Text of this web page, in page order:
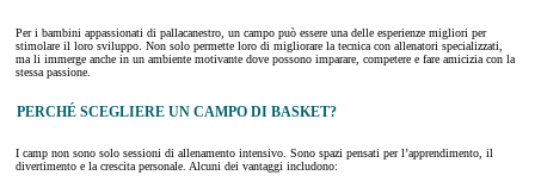
Per i bambini appassionati di pallacanestro, un campo può essere una delle esperienze migliori per
stimolare il loro sviluppo. Non solo permette loro di migliorare la tecnica con allenatori specializzati,
ma li immerge anche in un ambiente motivante dove possono imparare, competere e fare amicizia con la
stessa passione.
PERCHÉ SCEGLIERE UN CAMPO DI BASKET?
I camp non sono solo sessioni di allenamento intensivo. Sono spazi pensati per l’apprendimento, il
divertimento e la crescita personale. Alcuni dei vantaggi includono: